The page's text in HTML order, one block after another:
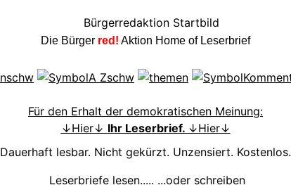
Die Bürger red! Aktion Home of Leserbrief
Für den Erhalt der demokratischen Meinung:
↓Hier↓ Ihr Leserbrief. ↓Hier↓
Dauerhaft lesbar. Nicht gekürzt. Unzensiert. Kostenlos.
Leserbriefe lesen..... ...oder schreiben